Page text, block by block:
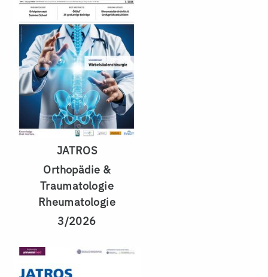
JATROS
Orthopädie &
Traumatologie
Rheumatologie
3/2026